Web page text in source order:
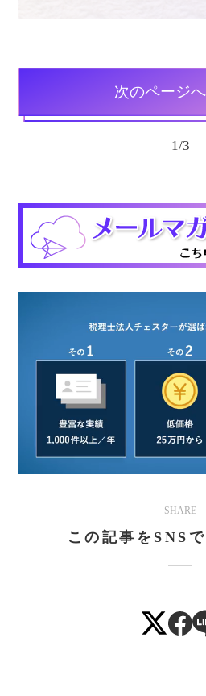
次のページへ
1/3
SHARE
この記事をSNS